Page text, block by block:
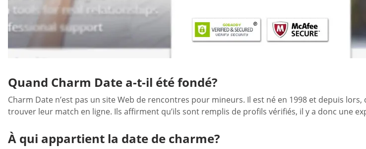
Quand Charm Date a-t-il été fondé?
Charm Date n’est pas un site Web de rencontres pour mineurs. Il est né en 1998 et depuis
trouver leur match en ligne. Ils affirment qu’ils sont remplis de profils vérifiés, il y a donc une
À qui appartient la date de charme?